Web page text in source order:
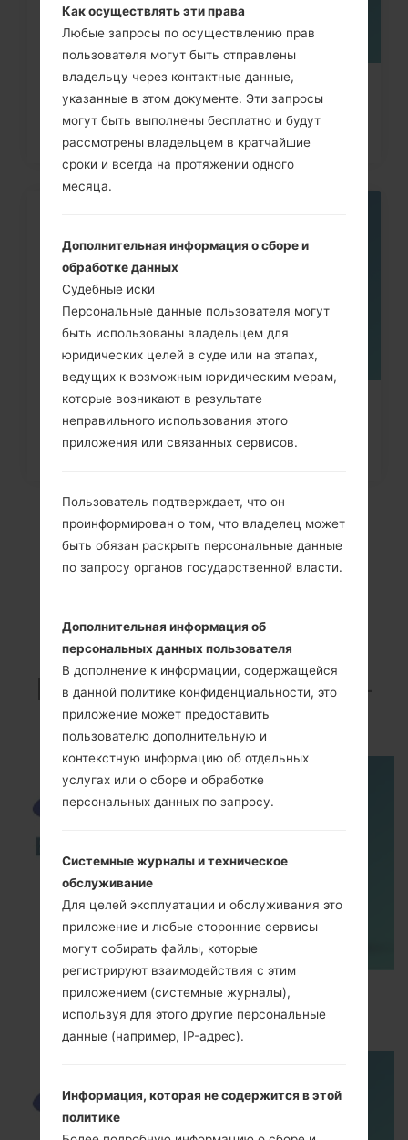
Как сделать Аппаратный сброс на
Samsung Galaxy Note,...
Как удалить все данные с
телефона через меню на
ВидеоSamsung SM-
G850MGalaxy Alpha
How to Enable Developer Options & USB
Debugging on Samsung ?
Как осуществлять эти права
Любые запросы по осуществлению прав
пользователя могут быть отправлены
владельцу через контактные данные,
указанные в этом документе. Эти запросы
могут быть выполнены бесплатно и будут
рассмотрены владельцем в кратчайшие
сроки и всегда на протяжении одного
месяца.
Дополнительная информация о сборе и
обработке данных
Судебные иски
Персональные данные пользователя могут
быть использованы владельцем для
юридических целей в суде или на этапах,
ведущих к возможным юридическим мерам,
которые возникают в результате
неправильного использования этого
приложения или связанных сервисов.
Пользователь подтверждает, что он
проинформирован о том, что владелец может
быть обязан раскрыть персональные данные
по запросу органов государственной власти.
Дополнительная информация об
персональных данных пользователя
В дополнение к информации, содержащейся
в данной политике конфиденциальности, это
приложение может предоставить
пользователю дополнительную и
контекстную информацию об отдельных
услугах или о сборе и обработке
персональных данных по запросу.
Системные журналы и техническое
обслуживание
Для целей эксплуатации и обслуживания это
приложение и любые сторонние сервисы
могут собирать файлы, которые
регистрируют взаимодействия с этим
приложением (системные журналы),
используя для этого другие персональные
данные (например, IP-адрес).
Информация, которая не содержится в этой
политике